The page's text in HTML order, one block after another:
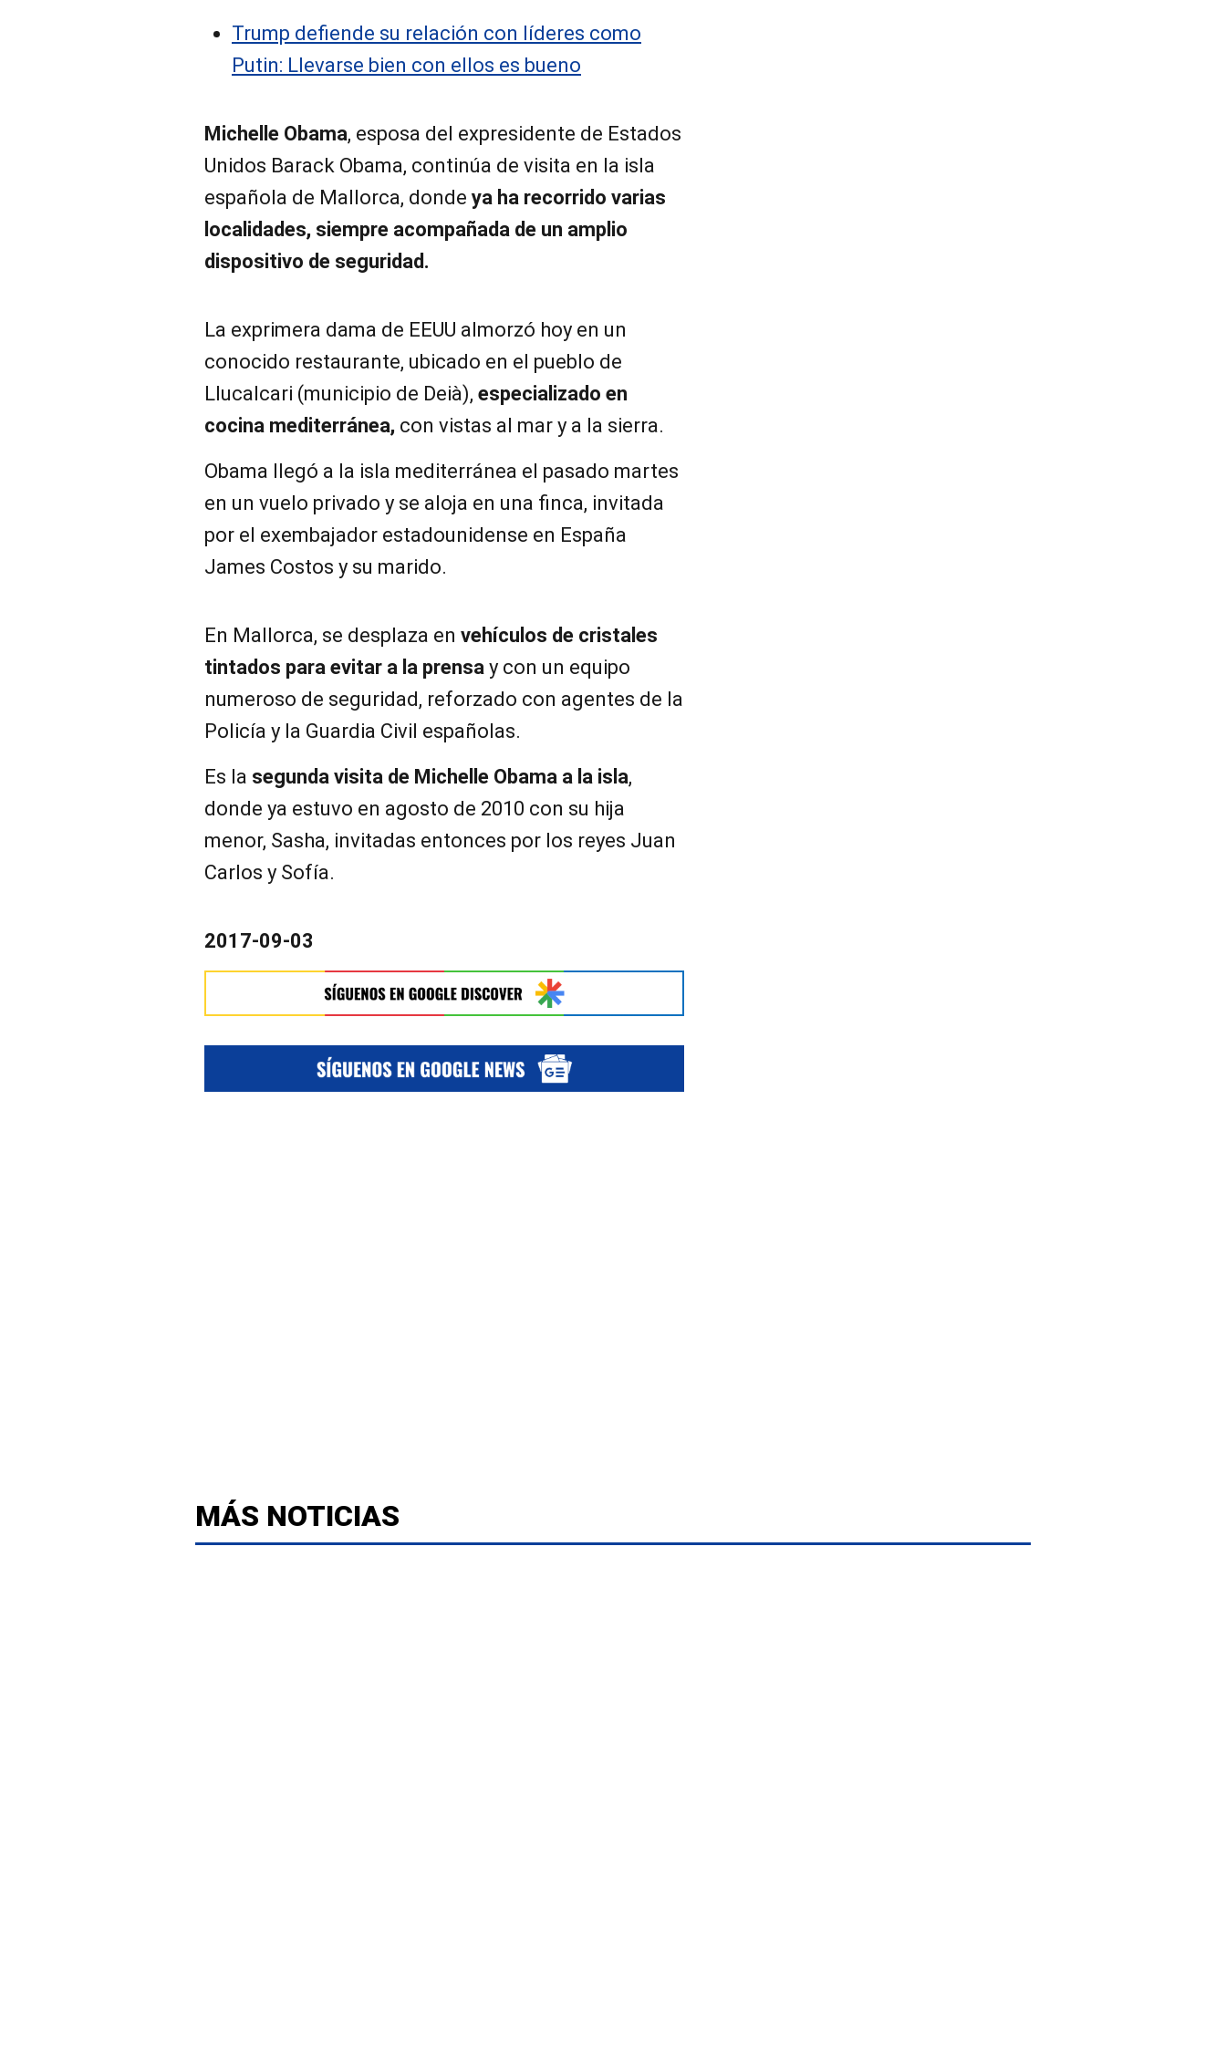
Trump defiende su relación con líderes como
Putin: Llevarse bien con ellos es bueno
Michelle Obama, esposa del expresidente de Estados
Unidos Barack Obama, continúa de visita en la isla
española de Mallorca, donde ya ha recorrido varias
localidades, siempre acompañada de un amplio
dispositivo de seguridad.
La exprimera dama de EEUU almorzó hoy en un
conocido restaurante, ubicado en el pueblo de
Llucalcari (municipio de Deià), especializado en
cocina mediterránea, con vistas al mar y a la sierra.
Obama llegó a la isla mediterránea el pasado martes
en un vuelo privado y se aloja en una finca, invitada
por el exembajador estadounidense en España
James Costos y su marido.
En Mallorca, se desplaza en vehículos de cristales
tintados para evitar a la prensa y con un equipo
numeroso de seguridad, reforzado con agentes de la
Policía y la Guardia Civil españolas.
Es la segunda visita de Michelle Obama a la isla,
donde ya estuvo en agosto de 2010 con su hija
menor, Sasha, invitadas entonces por los reyes Juan
Carlos y Sofía.
2017-09-03
MÁS NOTICIAS